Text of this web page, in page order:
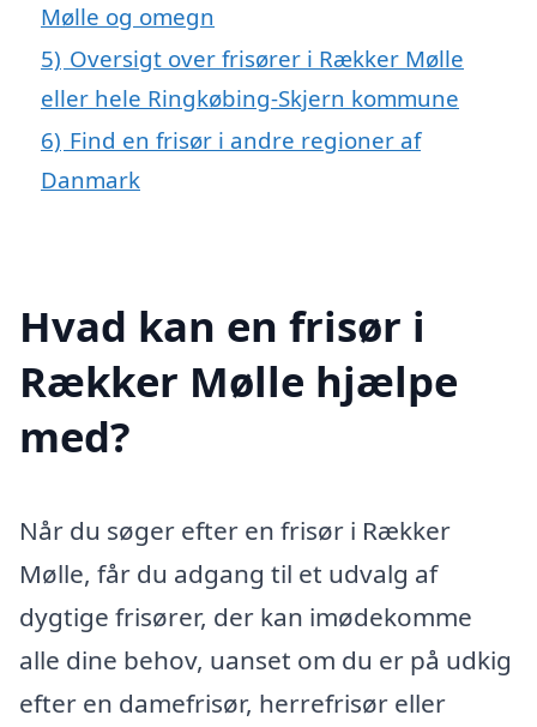
Mølle og omegn
5) Oversigt over frisører i Rækker Mølle
eller hele Ringkøbing-Skjern kommune
6) Find en frisør i andre regioner af
Danmark
Hvad kan en frisør i
Rækker Mølle hjælpe
med?
Når du søger efter en frisør i Rækker
Mølle, får du adgang til et udvalg af
dygtige frisører, der kan imødekomme
alle dine behov, uanset om du er på udkig
efter en damefrisør, herrefrisør eller